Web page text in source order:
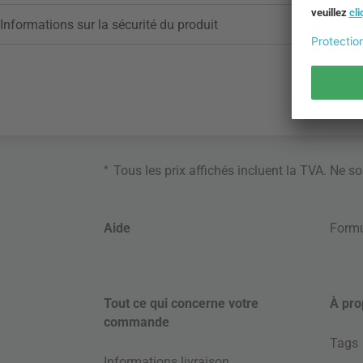
Informations sur la sécurité du produit
* Tous les prix affichés incluent la TVA. Ne
Aide
Tout ce qui concerne votre
commande
À
Tags